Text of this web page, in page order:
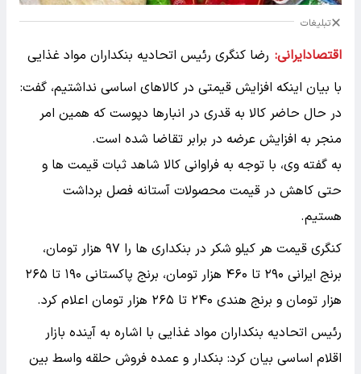
تبلیغات
اقتصادایرانی: رضا کنگری رئیس اتحادیه بنکداران مواد غذایی
با بیان اینکه افزایش قیمتی در کالاهای اساسی نداشتیم، گفت:
در حال حاضر کالا به قدری در انبارها دپوست که همین امر
منجر به افزایش عرضه در برابر تقاضا شده است.
به گفته وی، با توجه به فراوانی کالا شاهد ثبات قیمت ها و
حتی کاهش در قیمت محصولات آستانه فصل برداشت
هستیم.
کنگری قیمت هر کیلو شکر در بنکداری ها را ۹۷ هزار تومان،
برنج ایرانی ۲۹۰ تا ۴۶۰ هزار تومان، برنج پاکستانی ۱۹۰ تا ۲۶۵
هزار تومان و برنج هندی ۲۴۰ تا ۲۶۵ هزار تومان اعلام کرد.
رئیس اتحادیه بنکداران مواد غذایی با اشاره به آینده بازار
اقلام اساسی بیان کرد: بنکدار و عمده فروش حلقه واسط بین